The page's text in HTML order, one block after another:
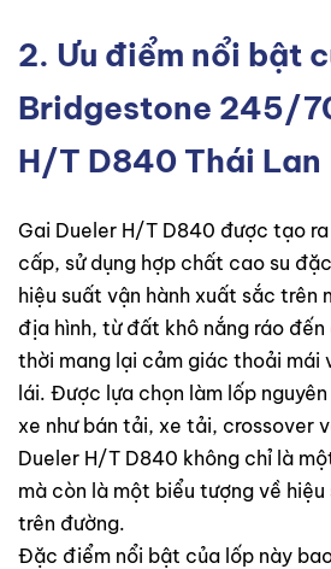
2. Ưu điểm nổi bật
Bridgestone 245/
H/T D840 Thái Lan
Gai Dueler H/T D840 được tạo
cấp, sử dụng hợp chất cao su
hiệu suất vận hành xuất sắc trên
địa hình, từ đất khô nắng ráo
thời mang lại cảm giác thoải mái
lái. Được lựa chọn làm lốp
xe như bán tải, xe tải, crossover
Dueler H/T D840 không chỉ là
mà còn là một biểu tượng về
trên đường.
Đặc điểm nổi bật của lốp này